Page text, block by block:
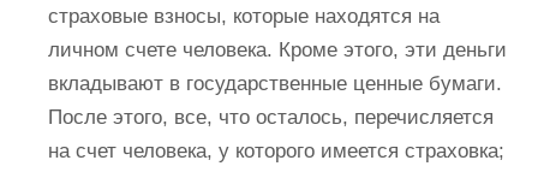
страховые взносы, которые находятся на
личном счете человека. Кроме этого, эти деньги
вкладывают в государственные ценные бумаги.
После этого, все, что осталось, перечисляется
на счет человека, у которого имеется страховка;